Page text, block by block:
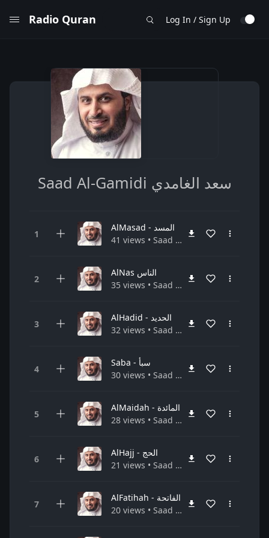
Radio Quran Log In / Sign Up
Saad Al-Gamidi سعد الغامدي
AlMasad - المسد
41 views • Saad Al-Gamidi سعد الغامدي • Quran القرآن الكريم
AlNas الناس
35 views • Saad Al-Gamidi سعد الغامدي • Quran القرآن الكريم
AlHadid - الحديد
32 views • Saad Al-Gamidi سعد الغامدي • Quran القرآن الكريم
Saba - سبأ
30 views • Saad Al-Gamidi سعد الغامدي • Quran القرآن الكريم
AlMaidah - المائدة
28 views • Saad Al-Gamidi سعد الغامدي • Quran القرآن الكريم
AlHajj - الحج
21 views • Saad Al-Gamidi سعد الغامدي • Quran القرآن الكريم
AlFatihah - الفاتحة
20 views • Saad Al-Gamidi سعد الغامدي • Quran القرآن الكريم